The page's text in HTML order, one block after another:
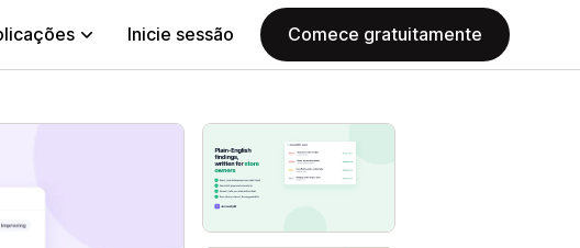
Inicie sessão Comece gratuitamente